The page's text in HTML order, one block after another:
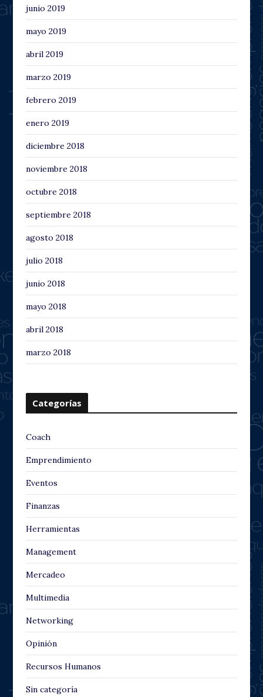
junio 2019
mayo 2019
abril 2019
marzo 2019
febrero 2019
enero 2019
diciembre 2018
noviembre 2018
octubre 2018
septiembre 2018
agosto 2018
julio 2018
junio 2018
mayo 2018
abril 2018
marzo 2018
Categorías
Coach
Emprendimiento
Eventos
Finanzas
Herramientas
Management
Mercadeo
Multimedia
Networking
Opinión
Recursos Humanos
Sin categoría